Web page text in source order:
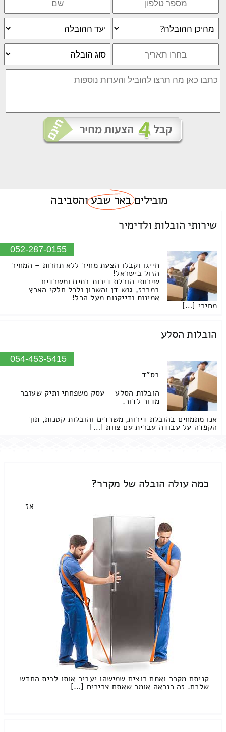
מוביליםבאר שבעוהסביבה
שירותי הובלות ולדימיר
052-287-0155
חייגו וקבלו הצעת מחיר ללא תחרות – המחיר
הזול בישראל!
שירותי הובלת דירות בתים ומשרדים
במרכז, גוש דן והשרון ולכל חלקי הארץ
אמינות ודייקנות מעל הכל!
מחירי […]
הובלות הסלע
054-453-5415
בס"ד
הובלות הסלע – עסק משפחתי ותיק שעובר
מדור לדור.
אנו מתמחים בהובלת דירות, משרדים והובלות קטנות, תוך
הקפדה על עבודה עברית עם צוות […]
כמה עולה הובלה של מקרר?
אז
קניתם מקרר ואתם רוצים שמישהו יעביר אותו לבית החדש
שלכם. זה כנראה אומר שאתם צריכים […]